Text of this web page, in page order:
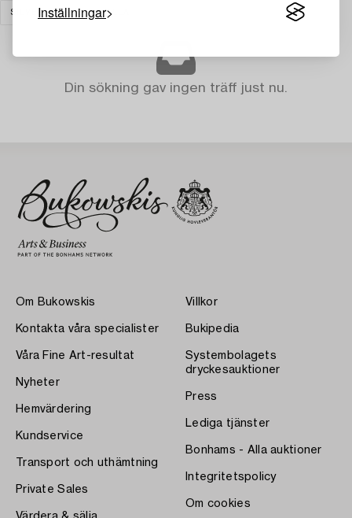
Inställningar
SILVER RENSA ALLA
Din sökning gav ingen träff just nu.
Om Bukowskis
Kontakta våra specialister
Våra Fine Art-resultat
Nyheter
Hemvärdering
Kundservice
Transport och uthämtning
Private Sales
Villkor
Bukipedia
Systembolagets
dryckesauktioner
Press
Lediga tjänster
Bonhams - Alla auktioner
Integritetspolicy
Om cookies